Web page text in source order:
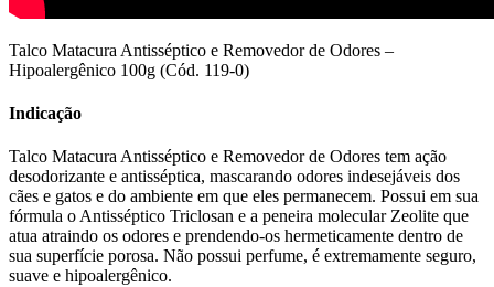
Talco Matacura Antisséptico e Removedor de Odores –
Hipoalergênico 100g (Cód. 119-0)
Indicação
Talco Matacura Antisséptico e Removedor de Odores tem ação
desodorizante e antisséptica, mascarando odores indesejáveis dos
cães e gatos e do ambiente em que eles permanecem. Possui em sua
fórmula o Antisséptico Triclosan e a peneira molecular Zeolite que
atua atraindo os odores e prendendo-os hermeticamente dentro de
sua superfície porosa. Não possui perfume, é extremamente seguro,
suave e hipoalergênico.